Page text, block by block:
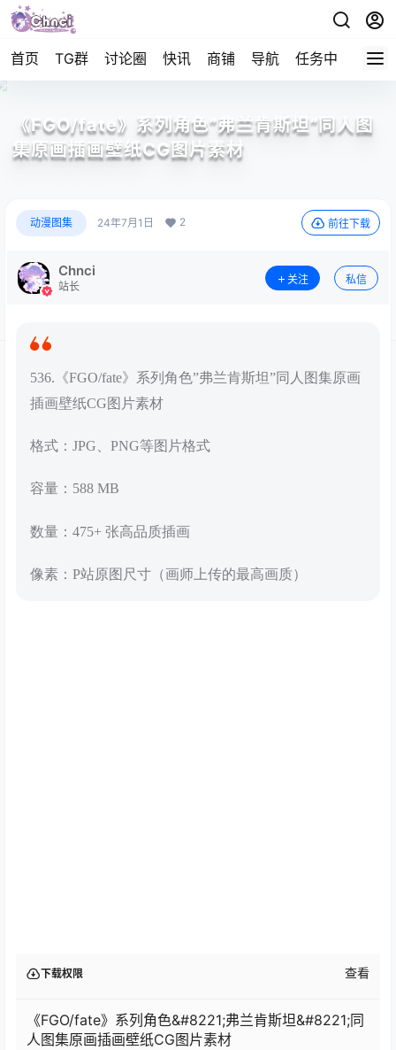
首页 TG群 讨论圈 快讯 商铺 导航 任务中心 帮助
《FGO/fate》系列角色”弗兰肯斯坦”同人图
集原画插画壁纸CG图片素材
动漫图集 24年7月1日 2 前往下载
Chnci
站长
关注 私信
536.《FGO/fate》系列角色”弗兰肯斯坦”同人图集原画
插画壁纸CG图片素材
格式：JPG、PNG等图片格式
容量：588 MB
数量：475+ 张高品质插画
像素：P站原图尺寸（画师上传的最高画质）
下载权限 查看
《FGO/fate》系列角色&#8221;弗兰肯斯坦&#8221;同
人图集原画插画壁纸CG图片素材